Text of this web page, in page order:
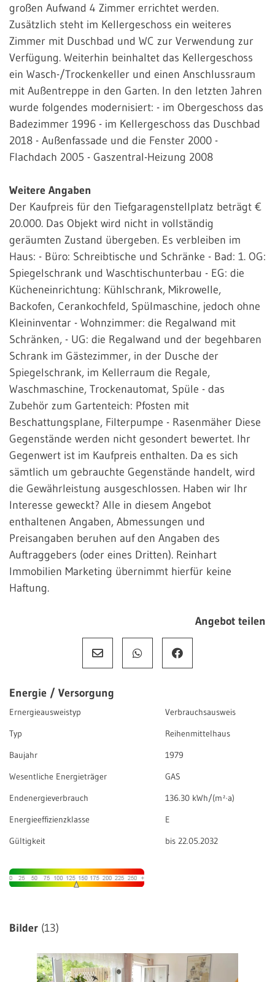
großen Aufwand 4 Zimmer errichtet werden.
Zusätzlich steht im Kellergeschoss ein weiteres
Zimmer mit Duschbad und WC zur Verwendung zur
Verfügung. Weiterhin beinhaltet das Kellergeschoss
ein Wasch-/Trockenkeller und einen Anschlussraum
mit Außentreppe in den Garten. In den letzten Jahren
wurde folgendes modernisiert: - im Obergeschoss das
Badezimmer 1996 - im Kellergeschoss das Duschbad
2018 - Außenfassade und die Fenster 2000 -
Flachdach 2005 - Gaszentral-Heizung 2008
Weitere Angaben
Der Kaufpreis für den Tiefgaragenstellplatz beträgt €
20.000. Das Objekt wird nicht in vollständig
geräumten Zustand übergeben. Es verbleiben im
Haus: - Büro: Schreibtische und Schränke - Bad: 1. OG:
Spiegelschrank und Waschtischunterbau - EG: die
Kücheneinrichtung: Kühlschrank, Mikrowelle,
Backofen, Cerankochfeld, Spülmaschine, jedoch ohne
Kleininventar - Wohnzimmer: die Regalwand mit
Schränken, - UG: die Regalwand und der begehbaren
Schrank im Gästezimmer, in der Dusche der
Spiegelschrank, im Kellerraum die Regale,
Waschmaschine, Trockenautomat, Spüle - das
Zubehör zum Gartenteich: Pfosten mit
Beschattungsplane, Filterpumpe - Rasenmäher Diese
Gegenstände werden nicht gesondert bewertet. Ihr
Gegenwert ist im Kaufpreis enthalten. Da es sich
sämtlich um gebrauchte Gegenstände handelt, wird
die Gewährleistung ausgeschlossen. Haben wir Ihr
Interesse geweckt? Alle in diesem Angebot
enthaltenen Angaben, Abmessungen und
Preisangaben beruhen auf den Angaben des
Auftraggebers (oder eines Dritten). Reinhart
Immobilien Marketing übernimmt hierfür keine
Haftung.
Angebot teilen
Energie / Versorgung
Ernergieausweistyp
Verbrauchsausweis
Typ
Reihenmittelhaus
Baujahr
1979
Wesentliche Energieträger
GAS
Endenergieverbrauch
136.30 kWh/(m²·a)
Energieeffizienzklasse
E
Gültigkeit
bis 22.05.2032
Bilder (13)